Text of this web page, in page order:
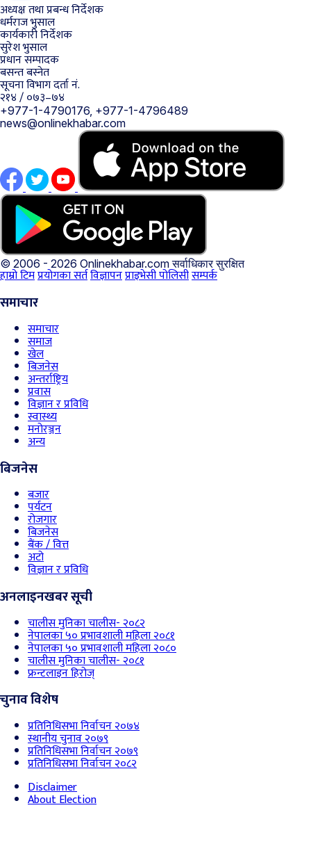
अध्यक्ष तथा प्रबन्ध निर्देशक
धर्मराज भुसाल
कार्यकारी निर्देशक
सुरेश भुसाल
प्रधान सम्पादक
बसन्त बस्नेत
सूचना विभाग दर्ता नं.
२१४ / ०७३–७४
+977-1-4790176, +977-1-4796489
news@onlinekhabar.com
© 2006 - 2026 Onlinekhabar.comसर्वाधिकार सुरक्षित
हाम्रो टिमप्रयोगका सर्तविज्ञापनप्राइभेसी पोलिसीसम्पर्क
समाचार
समाचार
समाज
खेल
बिजनेस
अन्तर्राष्ट्रिय
प्रवास
विज्ञान र प्रविधि
स्वास्थ्य
मनोरञ्जन
अन्य
बिजनेस
बजार
पर्यटन
रोजगार
बिजनेस
बैंक / वित्त
अटो
विज्ञान र प्रविधि
अनलाइनखबर सूची
चालीस मुनिका चालीस- २०८२
नेपालका ५० प्रभावशाली महिला २०८१
नेपालका ५० प्रभावशाली महिला २०८०
चालीस मुनिका चालीस- २०८१
फ्रन्टलाइन हिरोज्
चुनाव विशेष
प्रतिनिधिसभा निर्वाचन २०७४
स्थानीय चुनाव २०७९
प्रतिनिधिसभा निर्वाचन २०७९
प्रतिनिधिसभा निर्वाचन २०८२
Disclaimer
About Election